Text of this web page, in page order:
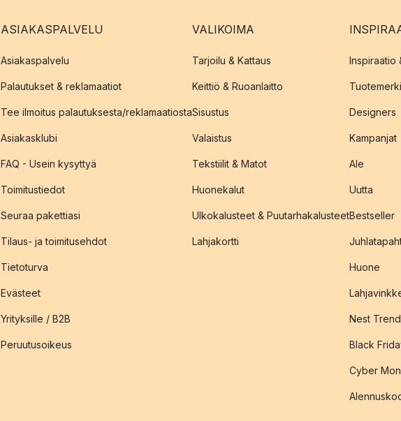
ASIAKASPALVELU
Asiakaspalvelu
Palautukset & reklamaatiot
Tee ilmoitus palautuksesta/reklamaatiosta
Asiakasklubi
FAQ - Usein kysyttyä
Toimitustiedot
Seuraa pakettiasi
Tilaus- ja toimitusehdot
Tietoturva
Evästeet
Yrityksille / B2B
Peruutusoikeus
VALIKOIMA
Tarjoilu & Kattaus
Keittiö & Ruoanlaitto
Sisustus
Valaistus
Tekstiilit & Matot
Huonekalut
Ulkokalusteet & Puutarhakalusteet
Lahjakortti
Inspiraatio
Designers
Kampanjat
Ale
Uutta
Bestseller
Huone
Nest
Black
Cyber